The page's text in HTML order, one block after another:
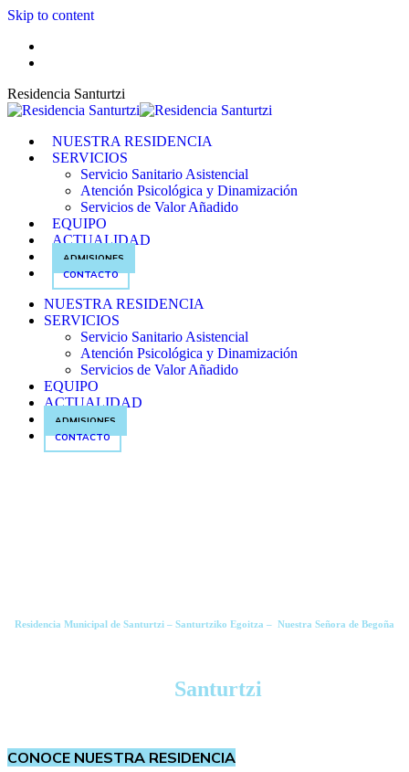
Skip to content
Residencia Santurtzi
NUESTRA RESIDENCIA
SERVICIOS
Servicio Sanitario Asistencial
Atención Psicológica y Dinamización
Servicios de Valor Añadido
EQUIPO
ACTUALIDAD
ADMISIONES
CONTACTO
NUESTRA RESIDENCIA
SERVICIOS
Servicio Sanitario Asistencial
Atención Psicológica y Dinamización
Servicios de Valor Añadido
EQUIPO
ACTUALIDAD
ADMISIONES
CONTACTO
Residencia Municipal de Santurtzi – Santurtziko Egoitza – Nuestra Señora de Begoña
Santurtzi
CONOCE NUESTRA RESIDENCIA